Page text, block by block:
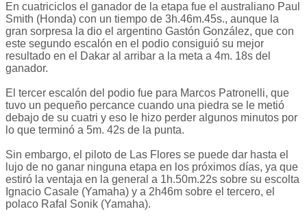
En cuatriciclos el ganador de la etapa fue el australiano Paul
Smith (Honda) con un tiempo de 3h.46m.45s., aunque la
gran sorpresa la dio el argentino Gastón González, que con
este segundo escalón en el podio consiguió su mejor
resultado en el Dakar al arribar a la meta a 4m. 18s del
ganador.
El tercer escalón del podio fue para Marcos Patronelli, que
tuvo un pequeño percance cuando una piedra se le metió
debajo de su cuatri y eso le hizo perder algunos minutos por
lo que terminó a 5m. 42s de la punta.
Sin embargo, el piloto de Las Flores se puede dar hasta el
lujo de no ganar ninguna etapa en los próximos días, ya que
estiró la ventaja en la general a 1h.50m.22s sobre su escolta
Ignacio Casale (Yamaha) y a 2h46m sobre el tercero, el
polaco Rafal Sonik (Yamaha).